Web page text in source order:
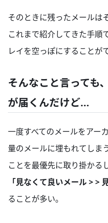
そのときに残ったメールは
これまで紹介してきた手順
レイを空っぽにすることが
そんなこと言っても
が届くんだけど...
一度すべてのメールをアー
量のメールに埋もれてしま
ことを最優先に取り掛かる
「見なくて良いメール > >
ることが多い。